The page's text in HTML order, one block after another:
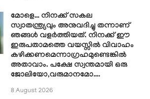
മോളെ… നിനക്ക് സകല
സ്വാതന്ത്ര്യവും അനുവദിച്ചു തന്നാണ്
ഞങ്ങൾ വളർത്തിയത്. നിനക്ക് ഈ
ഇരുപതാമത്തെ വയസ്സിൽ വിവാഹം
കഴിക്കണമെന്നാഗ്രഹമുണ്ടെങ്കിൽ
അതാവാം. പക്ഷേ സ്വന്തമായി ഒരു
ജോലിയോ,വരുമാനമോ….
8 August 2026